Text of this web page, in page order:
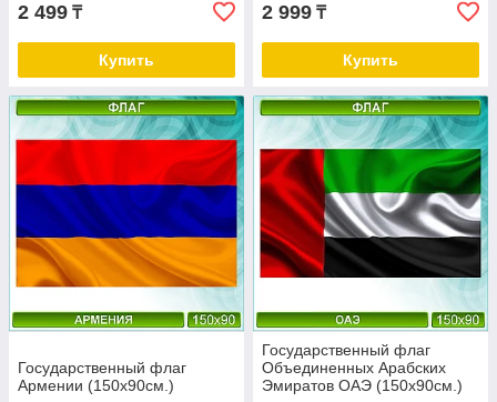
2 499 ₸
Купить
2 999 ₸
Купить
Государственный флаг
Армении (150х90см.)
Государственный флаг
Объединенных Арабских
Эмиратов ОАЭ (150х90см.)